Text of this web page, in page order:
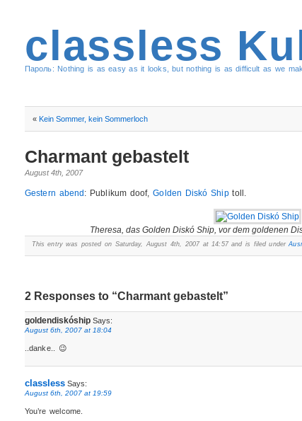
classless
Пароль: Nothing is as easy as it looks, but nothing is as difficult as we
« Kein Sommer, kein Sommerloch
Charmant gebastelt
August 4th, 2007
Gestern abend : Publikum doof,Golden Diskó Shiptoll.
Theresa, das Golden Diskó Ship, vor dem goldenen
This entry was posted on Saturday, August 4th, 2007 at 14:57 and is filed under
2 Responses to “Charmant gebastelt”
goldendiskóshipSays:
August 6th, 2007 at 18:04
..danke.. 😉
classlessSays:
August 6th, 2007 at 19:59
You’re welcome.